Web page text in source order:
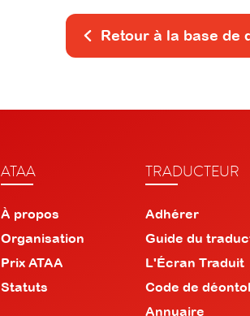
Retour à la base de
ATAA
À propos
Organisation
Prix ATAA
Statuts
TRADUCTEUR
Adhérer
Guide du
L'Écran Traduit
Code de
Annuaire